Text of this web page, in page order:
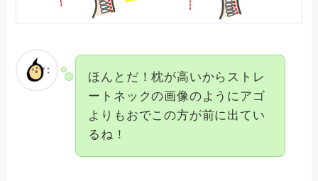
ほんとだ！枕が高いからストレ
ートネックの画像のようにアゴ
よりもおでこの方が前に出てい
るね！